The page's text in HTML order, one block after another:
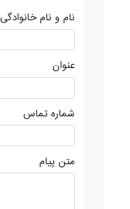
نام و نام خانوادگی
عنوان
شماره تماس
متن پیام